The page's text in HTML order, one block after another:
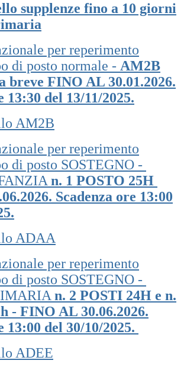
supplenze fino a 10 giorni
per reperimento
di posto normale - AM2B
breve FINO AL 30.01.2026.
13:30 del 13/11/2025.
AM2B
per reperimento
di posto SOSTEGNO -
n. 1 POSTO 25H
Scadenza ore 13:00
ADAA
per reperimento
di posto SOSTEGNO -
n. 2 POSTI 24H e n.
- FINO AL 30.06.2026.
13:00 del 30/10/2025.
ADEE